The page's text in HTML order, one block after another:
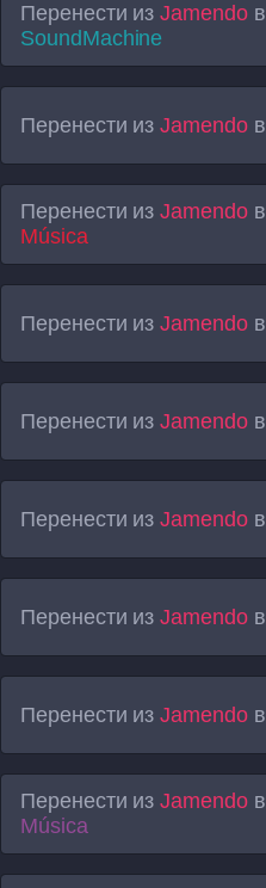
Перенести изJamendoв
SoundMachine
Перенести изJamendoв
Перенести изJamendoв
Música
Перенести изJamendoв
Перенести изJamendoв
Перенести изJamendoв
Перенести изJamendoв
Перенести изJamendoв
Перенести изJamendoв
Música